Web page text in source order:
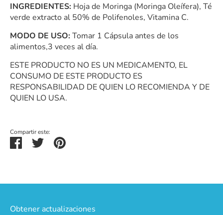
INGREDIENTES: Hoja de Moringa (Moringa Oleífera), Té
verde extracto al 50% de Polifenoles, Vitamina C.
MODO DE USO:Tomar 1 Cápsula antes de los
alimentos,3 veces al día.
ESTE PRODUCTO NO ES UN MEDICAMENTO, EL
CONSUMO DE ESTE PRODUCTO ES
RESPONSABILIDAD DE QUIEN LO RECOMIENDA Y DE
QUIEN LO USA.
Compartir este:
Compartir
TuitearHacer
Obtener actualizaciones